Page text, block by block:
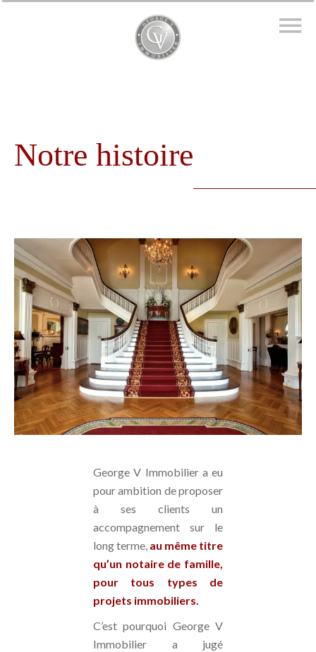
Notre histoire
George V Immobilier a eu
pour ambition de proposer
à ses clients un
accompagnement sur le
long terme, au même titre
qu’un notaire de famille,
pour tous types de
projets immobiliers.
C’est pourquoi George V
Immobilier a jugé